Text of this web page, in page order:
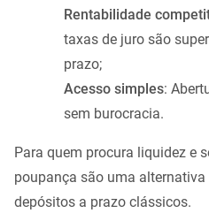
Rentabilidade
taxas de juro são
prazo;
Acesso simples:
sem burocracia.
Para quem procura liquidez e
poupança são uma
depósitos a prazo clássicos.